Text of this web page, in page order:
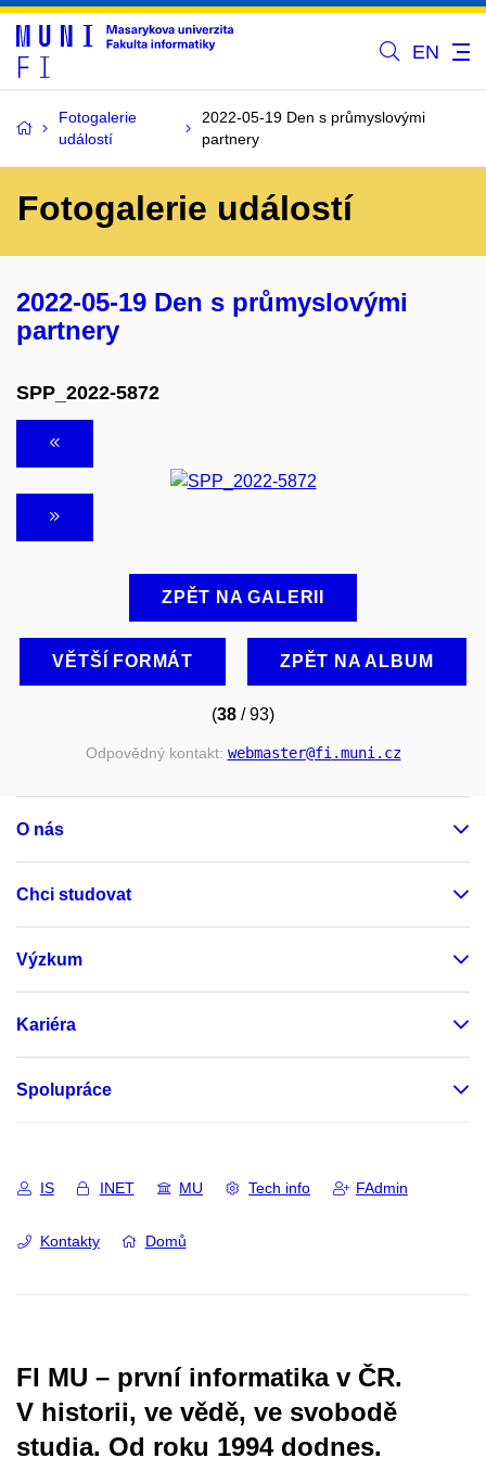
EN
Fotogalerie
událostí
2022-05-19 Den s průmyslovými
partnery
Fotogalerie událostí
2022-05-19 Den s průmyslovými
partnery
SPP_2022-5872
ZPĚT NA GALERII
VĚTŠÍ FORMÁT ZPĚT NA ALBUM
(38 / 93)
Odpovědný kontakt: webmaster@fi.muni.cz
O nás
Chci studovat
Výzkum
Kariéra
Spolupráce
IS INET MU Tech info FAdmin
Kontakty Domů
FI MU – první informatika v ČR.
V historii, ve vědě, ve svobodě
studia. Od roku 1994 dodnes.